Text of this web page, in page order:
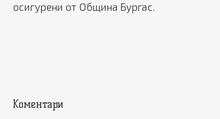
осигурени от Община Бургас.
Коментари